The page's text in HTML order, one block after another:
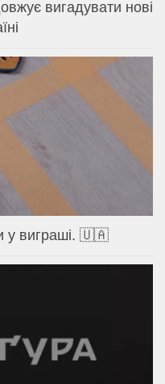
вигадувати нові
у виграші. 🇺🇦